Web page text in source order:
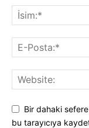
Bir dahaki
bu tarayıcıya